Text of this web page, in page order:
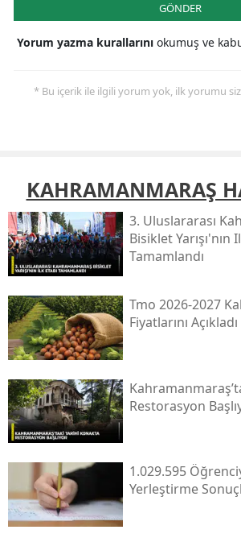
GÖNDER
Yorum yazma kurallarını okumuş ve
* Bu içerik ile ilgili yorum yok, ilk yorumu siz
KAHRAMANMARAŞ
3. Uluslararası
Bisiklet Yarışı'nın
Tamamlandı
Tmo 2026-2027
Fiyatlarını Açıkladı
Restorasyon
1.029.595
Yerleştirme